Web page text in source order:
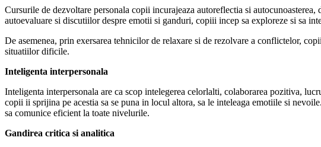
Cursurile de dezvoltare personala copii incurajeaza autoreflectia si
autoevaluare si discutiilor despre emotii si ganduri, copiii incep sa exploreze si sa
De asemenea, prin exersarea tehnicilor de relaxare si de rezolvare a conflictelor,
situatiilor dificile.
Inteligenta interpersonala
Inteligenta interpersonala are ca scop intelegerea celorlalti, colaborarea pozitiva,
copii ii sprijina pe acestia sa se puna in locul altora, sa le inteleaga emotiile si
sa comunice eficient la toate nivelurile.
Gandirea critica si analitica